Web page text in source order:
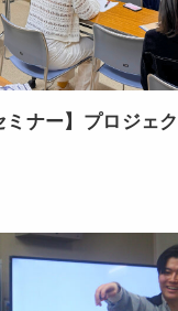
ミナー】プロジェ